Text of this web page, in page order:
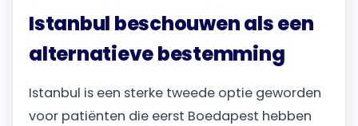
Istanbul beschouwen als een
alternatieve bestemming
Istanbul is een sterke tweede optie geworden
voor patiënten die eerst Boedapest hebben